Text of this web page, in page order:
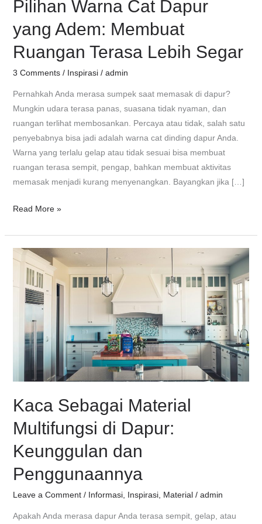
Pilihan Warna Cat Dapur
yang Adem: Membuat
Ruangan Terasa Lebih Segar
3 Comments / Inspirasi/ admin
Pernahkah Anda merasa sumpek saat memasak di dapur?
Mungkin udara terasa panas, suasana tidak nyaman, dan
ruangan terlihat membosankan. Percaya atau tidak, salah satu
penyebabnya bisa jadi adalah warna cat dinding dapur Anda.
Warna yang terlalu gelap atau tidak sesuai bisa membuat
ruangan terasa sempit, pengap, bahkan membuat aktivitas
memasak menjadi kurang menyenangkan. Bayangkan jika […]
Read More »
Kaca Sebagai Material
Multifungsi di Dapur:
Keunggulan dan
Penggunaannya
Leave a Comment / Informasi, Inspirasi, Material/ admin
Apakah Anda merasa dapur Anda terasa sempit, gelap, atau
Kaca
Sebagai
Material
Multifungsi
Keunggulan
Penggunaannya